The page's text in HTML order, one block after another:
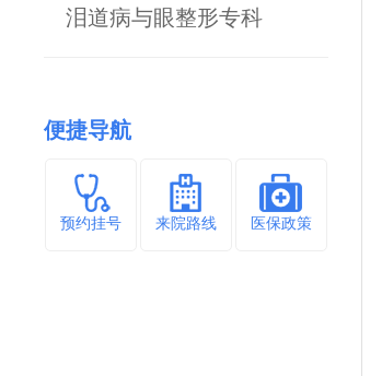
泪道病与眼整形专科
便捷导航
预约挂号 来院路线 医保政策